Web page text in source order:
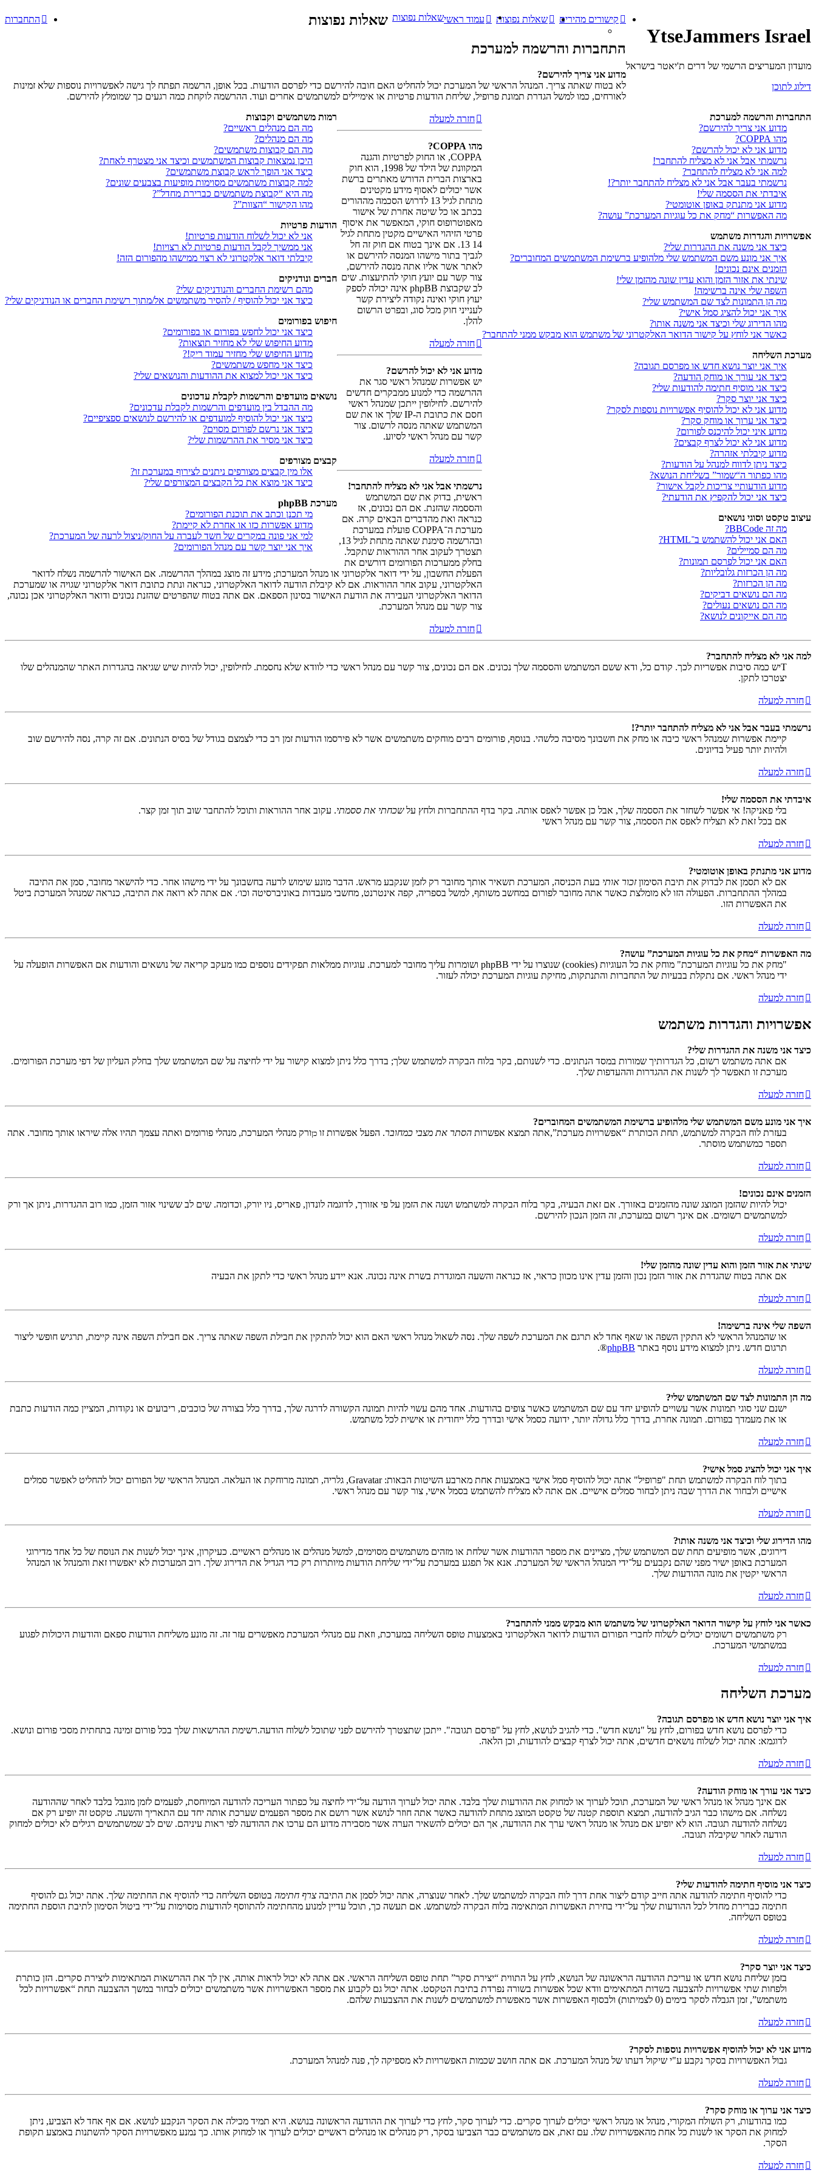
YtseJammers Israel
מועדון המעריצים הרשמי של דרים ת'יאטר בישראל
דילוג לתוכן
קישורים מהירים שאלות נפוצות התחברות עמוד ראשישאלות נפוצות שאלות נפוצות
התחברות והרשמה למערכת
מדוע אני צריך להירשם?
מהו COPPA?
מדוע אני לא יכול להרשם?
נרשמתי אבל אני לא מצליח להתחבר!
למה אני לא מצליח להתחבר?
נרשמתי בעבר אבל אני לא מצליח להתחבר יותר?!
איבדתי את הססמה שלי!
מדוע אני מתנתק באופן אוטומטי?
מה האפשרות “מחק את כל עוגיות המערכת” עושה?
אפשרויות והגדרות משתמש
כיצד אני משנה את ההגדרות שלי?
איך אני מונע משם המשתמש שלי מלהופיע ברשימת המשתמשים המחוברים?
הזמנים אינם נכונים!
שינתי את אזור הזמן והוא עדין שונה מהזמן שלי!
השפה שלי אינה ברשימה!
מה הן התמונות לצד שם המשתמש שלי?
איך אני יכול להציג סמל אישי?
מהו הדירוג שלי וכיצד אני משנה אותו?
כאשר אני לוחץ על קישור הדואר האלקטרוני של משתמש הוא מבקש ממני להתחבר?
מערכת השליחה
איך אני יוצר נושא חדש או מפרסם תגובה?
כיצד אני עורך או מוחק הודעה?
כיצד אני מוסיף חתימה להודעות שלי?
כיצד אני יוצר סקר?
מדוע אני לא יכול להוסיף אפשרויות נוספות לסקר?
כיצד אני ערוך או מוחק סקר?
מדוע איני יכול להיכנס לפורום?
מדוע אני לא יכול לצרף קבצים?
מדוע קיבלתי אזהרה?
כיצד ניתן לדווח למנהל על הודעות?
מהו כפתור ה“שמור” בשליחת הנושא?
מדוע הודעותיי צריכות לקבל אישור?
כיצד אני יכול להקפיץ את הודעתי?
עיצוב טקסט וסוגי נושאים
מה זה BBCode?
האם אני יכול להשתמש ב־HTML?
מה הם סמיילים?
האם אני יכול לפרסם תמונות?
מה הן הכרזות גלובליות?
מה הן הכרזות?
מה הם נושאים דביקים?
מה הם נושאים נעולים?
מה הם אייקונים לנושא?
רמות משתמשים וקבוצות
מה הם מנהלים ראשיים?
מה הם מנהלים?
מה הם קבוצות משתמשים?
היכן נמצאות קבוצות המשתמשים וכיצד אני מצטרף לאחת?
כיצד אני הופך לראש קבוצת משתמשים?
למה קבוצות משתמשים מסוימות מופיעות בצבעים שונים?
מה היא “קבוצת משתמשים כברירת מחדל”?
מהו הקישור “הצוות”?
הודעות פרטיות
אני לא יכול לשלוח הודעות פרטיות!
אני ממשיך לקבל הודעות פרטיות לא רצויות!
קיבלתי דואר אלקטרוני לא רצוי ממישהו מהפורום הזה!
חברים ונודניקים
מהם רשימת החברים והנודניקים שלי?
כיצד אני יכול להוסיף / להסיר משתמשים אל/מתוך רשימת החברים או הנודניקים שלי?
חיפוש בפורומים
כיצד אני יכול לחפש בפורום או בפורומים?
מדוע החיפוש שלי לא מחזיר תוצאות?
מדוע החיפוש שלי מחזיר עמוד ריק!?
כיצד אני מחפש משתמשים?
כיצד אני יכול למצוא את ההודעות והנושאים שלי?
נושאים מועדפים והרשמות לקבלת עדכונים
מה ההבדל בין מועדפים והרשמות לקבלת עדכונים?
כיצד אני יכול להוסיף למועדפים או להירשם לנושאים ספציפיים?
כיצד אני נרשם לפורום מסוים?
כיצד אני מסיר את ההרשמות שלי?
קבצים מצורפים
אלו מין קבצים מצורפים ניתנים לצירוף במערכת זו?
כיצד אני מוצא את כל הקבצים המצורפים שלי?
מערכת phpBB
מי תכנן וכתב את תוכנת הפורומים?
מדוע אפשרות כזו או אחרת לא קיימת?
למי אני פונה במקרים של חשד לעברה על החוק/ניצול לרעה של המערכת?
איך אני יוצר קשר עם מנהל הפורומים?
התחברות והרשמה למערכת
מדוע אני צריך להירשם?
לא בטוח שאתה צריך. המנהל הראשי של המערכת יכול להחליט האם חובה להירשם כדי לפרסם הודעות. בכל אופן, הרשמה תפתח לך גישה לאפשרויות נוספות שלא זמינות
לאורחים, כמו למשל הגדרת תמונת פרופיל, שליחת הודעות פרטיות או אימיילים למשתמשים אחרים ועוד. ההרשמה לוקחת כמה רגעים כך שמומלץ להירשם.
חזרה למעלה
מהו COPPA?
COPPA, או החוק לפרטיות והגנה
המקוונת של הילד של 1998, הוא חוק
בארצות הברית הדורש מאתרים ברשת
אשר יכולים לאסוף מידע מקטינים
מתחת לגיל 13 לדרוש הסכמה מההורים
בכתב או כל שיטה אחרת של אישור
מאפוטרופוס חוקי, המאפשר את איסוף
פרטי הזיהוי האישיים מקטין מתחת לגיל
14 13. אם אינך בטוח אם חוק זה חל
לגביך בתור מישהו המנסה להירשם או
לאתר אשר אליו אתה מנסה להירשם,
צור קשר עם יועץ חוקי להתיעצות. שים
לב שקבוצת phpBB אינה יכולה לספק
יעוץ חוקי ואינה נקודה ליצירת קשר
לענייני חוק מכל סוג, ובפרט הרשום
להלן.
חזרה למעלה
מדוע אני לא יכול להרשם?
יש אפשרות שמנהל ראשי סגר את
ההרשמה כדי למנוע ממבקרים חדשים
להירשם. לחילופין ייתכן שמנהל ראשי
חסם את כתובת ה-IP שלך או את שם
המשתמש שאתה מנסה לרשום. צור
קשר עם מנהל ראשי לסיוע.
חזרה למעלה
נרשמתי אבל אני לא מצליח להתחבר!
ראשית, בדוק את שם המשתמש
והססמה שהזנת. אם הם נכונים, אז
כנראה ואת מהדברים הבאים קרה. אם
מערכת ה־COPPA פועלת במערכת
ובהרשמה סימנת שאתה מתחת לגיל 13,
תצטרך לעקוב אחר ההוראות שתקבל.
בחלק ממערכות הפורומים דורשים את
הפעלת החשבון, על ידי דואר אלקטרוני או מנהל המערכת; מידע זה מוצג במהלך ההרשמה. אם האישור להרשמה נשלח לדואר
האלקטרוני, עקוב אחר ההוראות. אם לא קיבלת הודעה לדואר האלקטרוני, כנראה ונתת כתובת דואר אלקטרוני שגויה או שמערכת
הדואר האלקטרוני העבירה את הודעת האישור בסינון הספאם. אם אתה בטוח שהפרטים שהזנת נכונים ודואר האלקטרוני אכן נכונה,
צור קשר עם מנהל המערכת.
חזרה למעלה
למה אני לא מצליח להתחבר?
Tיש כמה סיבות אפשריות לכך. קודם כל, ודא ששם המשתמש והססמה שלך נכונים. אם הם נכונים, צור קשר עם מנהל ראשי כדי לוודא שלא נחסמת. לחילופין, יכול להיות שיש שגיאה בהגדרות האתר שהמנהלים שלו
יצטרכו לתקן.
חזרה למעלה
נרשמתי בעבר אבל אני לא מצליח להתחבר יותר?!
קיימת אפשרות שמנהל ראשי כיבה או מחק את חשבונך מסיבה כלשהי. בנוסף, פורומים רבים מוחקים משתמשים אשר לא פירסמו הודעות זמן רב כדי לצמצם בגודל של בסיס הנתונים. אם זה קרה, נסה להירשם שוב
ולהיות יותר פעיל בדיונים.
חזרה למעלה
איבדתי את הססמה שלי!
בלי פאניקה! אי אפשר לשחזר את הססמה שלך, אבל כן אפשר לאפס אותה. בקר בדף ההתחברות ולחץ עלשכחתי את ססמתי. עקוב אחר ההוראות ותוכל להתחבר שוב תוך זמן קצר.
אם בכל זאת לא תצליח לאפס את הססמה, צור קשר עם מנהל ראשי
חזרה למעלה
מדוע אני מתנתק באופן אוטומטי?
אם לא תסמן את לבדוק את תיבת הסימוןזכור אותי בעת הכניסה, המערכת תשאיר אותך מחובר רק לזמן שנקבע מראש. הדבר מונע שימוש לרעה בחשבונך על ידי מישהו אחר. כדי להישאר מחובר, סמן את התיבה
במהלך ההתחברות. הפעולה הזו לא מומלצת כאשר אתה מחובר לפורום במחשב משותף, למשל בספריה, קפה אינטרנט, מחשבי מעבדות באוניברסיטה וכו׳. אם אתה לא רואה את התיבה, כנראה שמנהל המערכת ביטל
את האפשרות הזו.
חזרה למעלה
מה האפשרות “מחק את כל עוגיות המערכת” עושה?
"מחק את כל עוגיות המערכת" מוחק את כל העוגיות (cookies) שנוצרו על ידי phpBB ושומרות עליך מחובר למערכת. עוגיות ממלאות תפקידים נוספים כמו מעקב קריאה של נושאים והודעות אם האפשרות הופעלה על
ידי מנהל ראשי. אם נתקלת בבעיות של התחברות והתנתקות, מחיקת עוגיות המערכת יכולה לעזור.
חזרה למעלה
אפשרויות והגדרות משתמש
כיצד אני משנה את ההגדרות שלי?
אם אתה משתמש רשום, כל הגדרותיך שמורות במסד הנתונים. כדי לשנותם, בקר בלוח הבקרה למשתמש שלך; בדרך כלל ניתן למצוא קישור על ידי לחיצה על שם המשתמש שלך בחלק העליון של דפי מערכת הפורומים.
מערכת זו תאפשר לך לשנות את ההגדרות וההעדפות שלך.
חזרה למעלה
איך אני מונע משם המשתמש שלי מלהופיע ברשימת המשתמשים המחוברים?
בעזרת לוח הבקרה למשתמש, תחת הכותרת “אפשרויות מערכת”,אתה תמצא אפשרות הסתר את מצבי כמחובר. הפעל אפשרות זו כןורק מנהלי המערכת, מנהלי פורומים ואתה עצמך תהיו אלה שיראו אותך מחובר. אתה
תספר כמשתמש מוסתר.
חזרה למעלה
הזמנים אינם נכונים!
יכול להיות שהזמן המוצג שונה מהזמנים באזורך. אם זאת הבעיה, בקר בלוח הבקרה למשתמש ושנה את הזמן על פי אזורך, לדוגמה לונדון, פאריס, ניו יורק, וכדומה. שים לב ששינוי אזור הזמן, כמו רוב ההגדרות, ניתן אך ורק
למשתמשים רשומים. אם אינך רשום במערכת, זה הזמן הנכון להירשם.
חזרה למעלה
שינתי את אזור הזמן והוא עדין שונה מהזמן שלי!
אם אתה בטוח שהגדרת את אזור הזמן נכון והזמן עדין אינו מכוון כראוי, אז כנראה והשעה המוגדרת בשרת אינה נכונה. אנא יידע מנהל ראשי כדי לתקן את הבעיה
חזרה למעלה
השפה שלי אינה ברשימה!
או שהמנהל הראשי לא התקין השפה או שאף אחד לא תרגם את המערכת לשפה שלך. נסה לשאול מנהל ראשי האם הוא יכול להתקין את חבילת השפה שאתה צריך. אם חבילת השפה אינה קיימת, תרגיש חופשי ליצור
תרגום חדש. ניתן למצוא מידע נוסף באתר phpBB
®.
חזרה למעלה
מה הן התמונות לצד שם המשתמש שלי?
ישנם שני סוגי תמונות אשר עשויים להופיע יחד עם שם המשתמש כאשר צופים בהודעות. אחד מהם עשוי להיות תמונה הקשורה לדרגה שלך, בדרך כלל בצורה של כוכבים, ריבועים או נקודות, המציין כמה הודעות כתבת
או את מעמדך בפורום. תמונה אחרת, בדרך כלל גדולה יותר, ידועה כסמל אישי ובדרך כלל ייחודית או אישית לכל משתמש.
חזרה למעלה
איך אני יכול להציג סמל אישי?
בתוך לוח הבקרה למשתמש תחת "פרופיל" אתה יכול להוסיף סמל אישי באמצעות אחת מארבע השיטות הבאות: Gravatar, גלריה, תמונה מרוחקת או העלאה. המנהל הראשי של הפורום יכול להחליט לאפשר סמלים
אישיים ולבחור את הדרך שבה ניתן לבחור סמלים אישיים. אם אתה לא מצליח להשתמש בסמל אישי, צור קשר עם מנהל ראשי.
חזרה למעלה
מהו הדירוג שלי וכיצד אני משנה אותו?
דירוגים, אשר מופיעים תחת שם המשתמש שלך, מציינים את מספר ההודעות אשר שלחת או מזהים משתמשים מסוימים, למשל מנהלים או מנהלים ראשיים. כעיקרון, אינך יכול לשנות את הנוסח של כל אחד מדירוגי
המערכת באופן ישיר מפני שהם נקבעים על־ידי המנהל הראשי של המערכת. אנא אל תפגע במערכת על־ידי שליחת הודעות מיותרות רק כדי הגדיל את הדירוג שלך. רוב המערכות לא יאפשרו זאת והמנהל או המנהל
הראשי יקטין את מונה ההודעות שלך.
חזרה למעלה
כאשר אני לוחץ על קישור הדואר האלקטרוני של משתמש הוא מבקש ממני להתחבר?
רק משתמשים רשומים יכולים לשלוח לחברי הפורום הודעות לדואר האלקטרוני באמצעות טופס השליחה במערכת, וזאת עם מנהלי המערכת מאפשרים עזר זה. זה מונע משליחת הודעות ספאם והודעות היכולות לפגוע
במשתמשי המערכת.
חזרה למעלה
מערכת השליחה
איך אני יוצר נושא חדש או מפרסם תגובה?
כדי לפרסם נושא חדש בפורום, לחץ על "נושא חדש". כדי להגיב לנושא, לחץ על "פרסם תגובה". ייתכן שתצטרך להירשם לפני שתוכל לשלוח הודעה.רשימת ההרשאות שלך בכל פורום זמינה בתחתית מסכי פורום ונושא.
לדוגמא: אתה יכול לשלוח נושאים חדשים, אתה יכול לצרף קבצים להודעות, וכן הלאה.
חזרה למעלה
כיצד אני עורך או מוחק הודעה?
אם אינך מנהל או מנהל ראשי של המערכת, תוכל לערוך או למחוק את ההודעות שלך בלבד. אתה יכול לערוך הודעה על־ידי לחיצה על כפתור העריכה להודעה המיוחסת, לפעמים לזמן מוגבל בלבד לאחר שההודעה
נשלחה. אם מישהו כבר הגיב להודעה, תמצא תוספת קטנה של טקסט המוצג מתחת להודעה כאשר אתה חוזר לנושא אשר רושם את מספר הפעמים שערכת אותה יחד עם התאריך והשעה. טקסט זה יופיע רק אם
נשלחה להודעה תגובה. הוא לא יופיע אם מנהל או מנהל ראשי ערך את ההודעה, אך הם יכולים להשאיר הערה אשר מסבירה מדוע הם ערכו את ההודעה לפי ראות עיניהם. שים לב שמשתמשים רגילים לא יכולים למחוק
הודעה לאחר שקיבלה תגובה.
חזרה למעלה
כיצד אני מוסיף חתימה להודעות שלי?
כדי להוסיף חתימה להודעה אתה חייב קודם ליצור אחת דרך לוח הבקרה למשתמש שלך. לאחר שנוצרה, אתה יכול לסמן את התיבהצרף חתימה בטופס השליחה כדי להוסיף את החתימה שלך. אתה יכול גם להוסיף
חתימה כברירת מחדל לכל ההודעות שלך על־ידי בחירת האפשרות המתאימה בלוח הבקרה למשתמש. אם תעשה כך, תוכל עדיין למנוע מהחתימה להתווסף להודעות מסוימות על־ידי ביטול הסימון לתיבת הוספת החתימה
בטופס השליחה.
חזרה למעלה
כיצד אני יוצר סקר?
בזמן שליחת נושא חדש או עריכת ההודעה הראשונה של הנושא, לחץ על התווית “יצירת סקר” תחת טופס השליחה הראשי. אם אתה לא יכול לראות אותה, אין לך את ההרשאות המתאימות ליצירת סקרים. הזן כותרת
ולפחות שתי אפשרויות להצבעה בשדות המתאימים וודא שכל אפשרות בשורה נפרדת בתיבת הטקסט. אתה יכול גם לקבוע את מספר האפשרויות אשר משתמשים יכולים לבחור במשך ההצבעה תחת “אפשרויות לכל
משתמש”, זמן הגבלה לסקר בימים (0 לצמיתות) ולבסוף האפשרות אשר מאפשרת למשתמשים לשנות את ההצבעות שלהם.
חזרה למעלה
מדוע אני לא יכול להוסיף אפשרויות נוספות לסקר?
גבול האפשרויות בסקר נקבע ע"י שיקול דעתו של מנהל המערכת. אם אתה חושב שכמות האפשרויות לא מספיקה לך, פנה למנהל המערכת.
חזרה למעלה
כיצד אני ערוך או מוחק סקר?
כמו בהודעות, רק השולח המקורי, מנהל או מנהל ראשי יכולים לערוך סקרים. כדי לערוך סקר, לחץ כדי לערוך את ההודעה הראשונה בנושא. היא תמיד מכילה את הסקר הנקבע לנושא. אם אף אחד לא הצביע, ניתן
למחוק את הסקר או לשנות כל אחת מהאפשרויות שלו. עם זאת, אם משתמשים כבר הצביעו בסקר, רק מנהלים או מנהלים ראשיים יכולים לערוך או למחוק אותו. כך נמנע מאפשרויות הסקר להשתנות באמצע תקופת
הסקר.
חזרה למעלה